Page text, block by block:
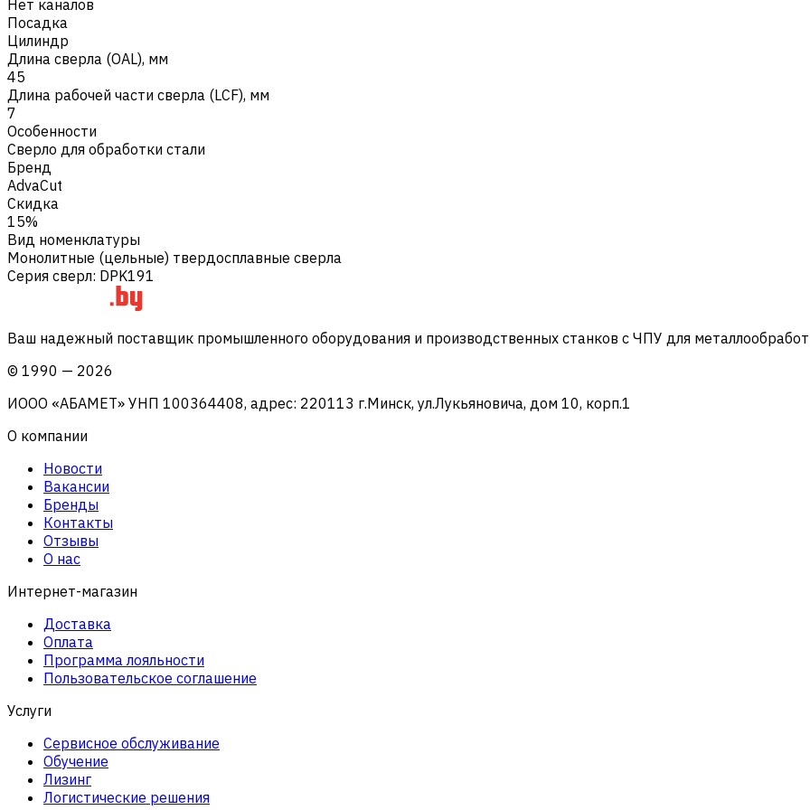
Нет каналов
Посадка
Цилиндр
Длина сверла (OAL), мм
45
Длина рабочей части сверла (LCF), мм
7
Особенности
Сверло для обработки стали
Бренд
AdvaCut
Скидка
15%
Вид номенклатуры
Монолитные (цельные) твердосплавные сверла
Серия сверл: DPK191
Ваш надежный поставщик промышленного оборудования и производственных станков с ЧПУ для
© 1990 — 2026
ИООО «АБАМЕТ» УНП 100364408, адрес: 220113 г.Минск, ул.Лукьяновича, дом 10, корп.1
О компании
Новости
Вакансии
Бренды
Контакты
Отзывы
О нас
Интернет-магазин
Доставка
Оплата
Программа лояльности
Пользовательское соглашение
Услуги
Сервисное обслуживание
Обучение
Лизинг
Логистические решения